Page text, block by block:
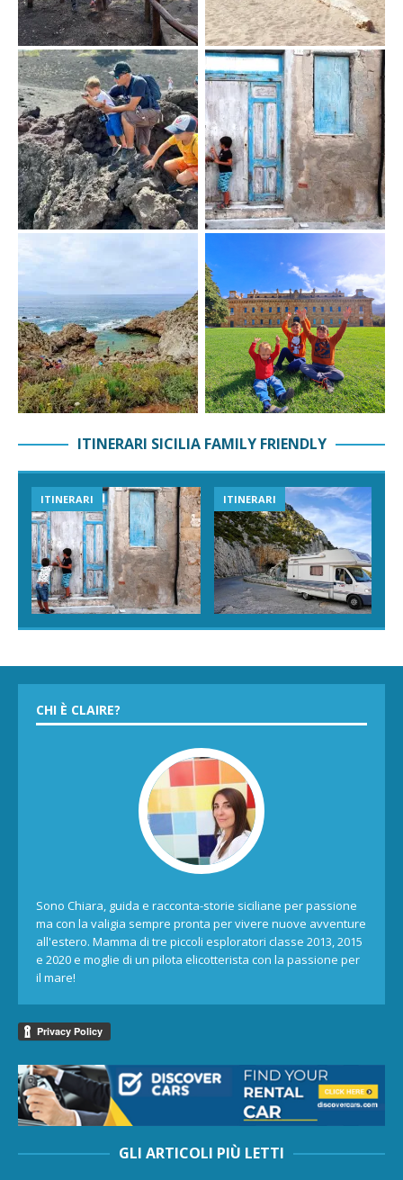
ITINERARI SICILIA FAMILY FRIENDLY
ITINERARI ITINERARI
CHI È CLAIRE?
Sono Chiara, guida e racconta-storie siciliane per passione
ma con la valigia sempre pronta per vivere nuove avventure
all'estero. Mamma di tre piccoli esploratori classe 2013, 2015
e 2020 e moglie di un pilota elicotterista con la passione per
il mare!
GLI ARTICOLI PIÙ LETTI